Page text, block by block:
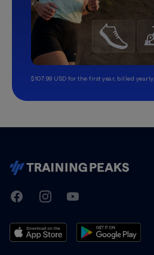
$107.99 USD for the first year, billed yearly.
TrainingPeaks
FacebookInstagramYoutube